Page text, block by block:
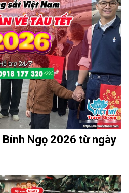
Ngọ 2026 từ ngày